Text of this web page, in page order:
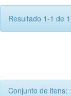
Resultado 1-1 de
Conjunto de itens: